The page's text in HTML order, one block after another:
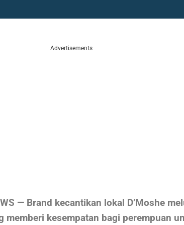
Advertisements
— Brand kecantikan lokal D’Moshe
memberi kesempatan bagi perempuan